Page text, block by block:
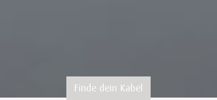
Finde dein Kabel